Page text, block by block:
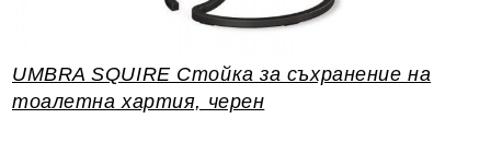
UMBRA SQUIRE Стойка за съхранение на
тоалетна хартия, черен